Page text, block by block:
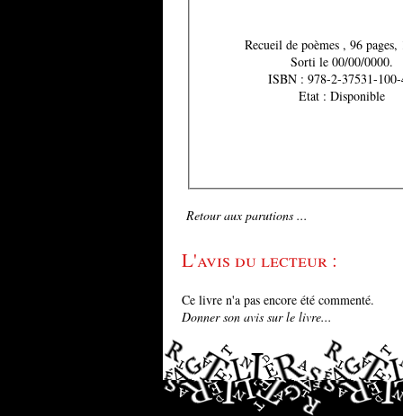
Recueil de poèmes ,
Sorti le 00/00/0000.
ISBN : 978-2-37531-
Etat : Disponible
Retour aux parutions ...
L'avis du lecteur :
Ce livre n'a pas encore été commenté.
Donner son avis sur le livre...